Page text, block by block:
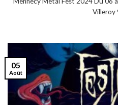
Villeroy
05
Août